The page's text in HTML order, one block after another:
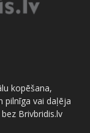
kopēšana,
pilnīga vai daļēja
Brivbridis.lv